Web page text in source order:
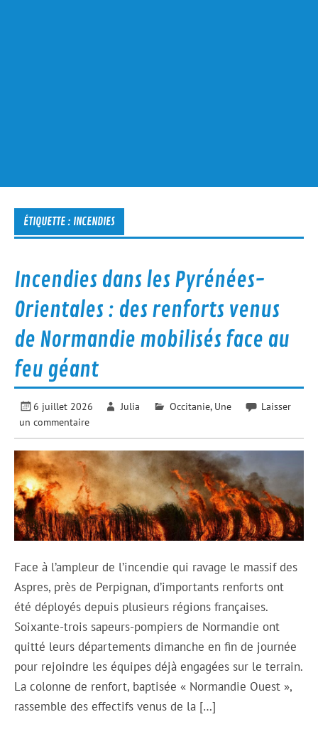
ÉTIQUETTE : INCENDIES
Incendies dans les Pyrénées-
Orientales : des renforts venus
de Normandie mobilisés face au
feu géant
6 juillet 2026 Julia Occitanie, Une
Laisser
un commentaire
Face à l’ampleur de l’incendie qui ravage le massif des
Aspres, près de Perpignan, d’importants renforts ont
été déployés depuis plusieurs régions françaises.
Soixante-trois sapeurs-pompiers de Normandie ont
quitté leurs départements dimanche en fin de journée
pour rejoindre les équipes déjà engagées sur le terrain.
La colonne de renfort, baptisée « Normandie Ouest »,
rassemble des effectifs venus de la […]